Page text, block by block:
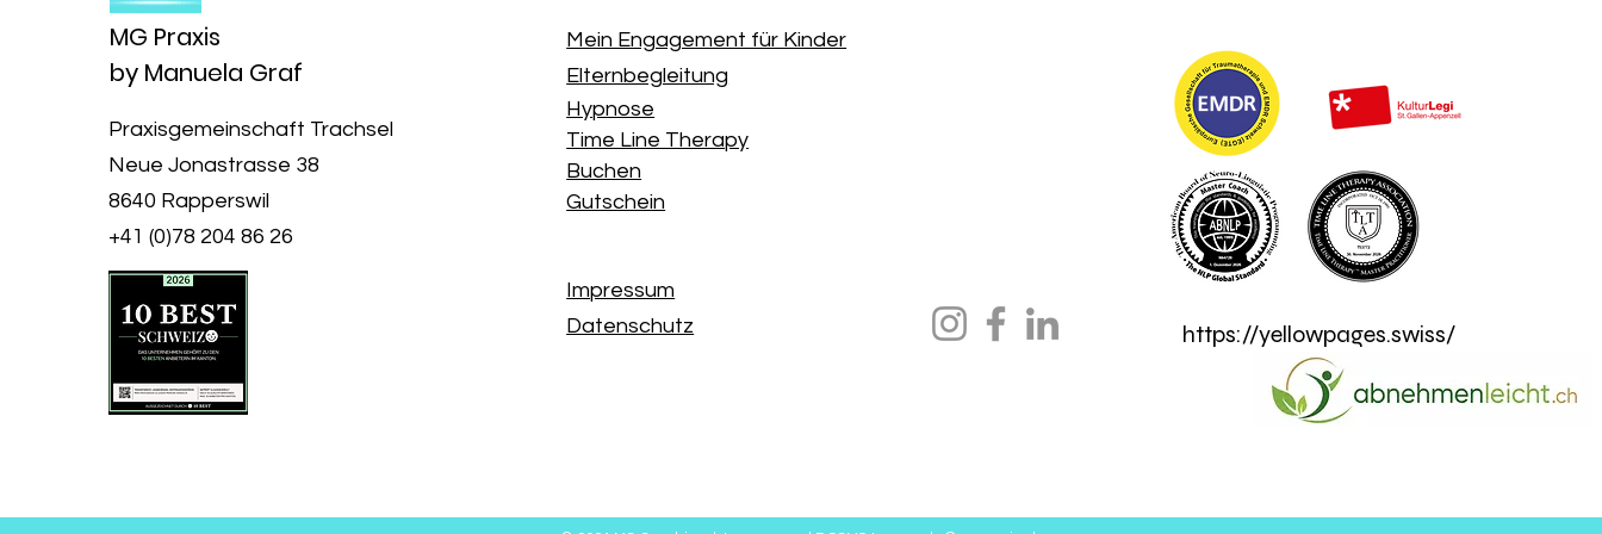
MG Praxis
by Manuela Graf
Praxisgemeinschaft Trachsel
Neue Jonastrasse 38
8640 Rapperswil
+41 (0)78 204 86 26
Mein Engagement für Kinder
Elternbegleitung
Hypnose
Time Line Therapy
Buchen
Gutschein
Impressum
Datenschutz
https://yellowpages.swiss/